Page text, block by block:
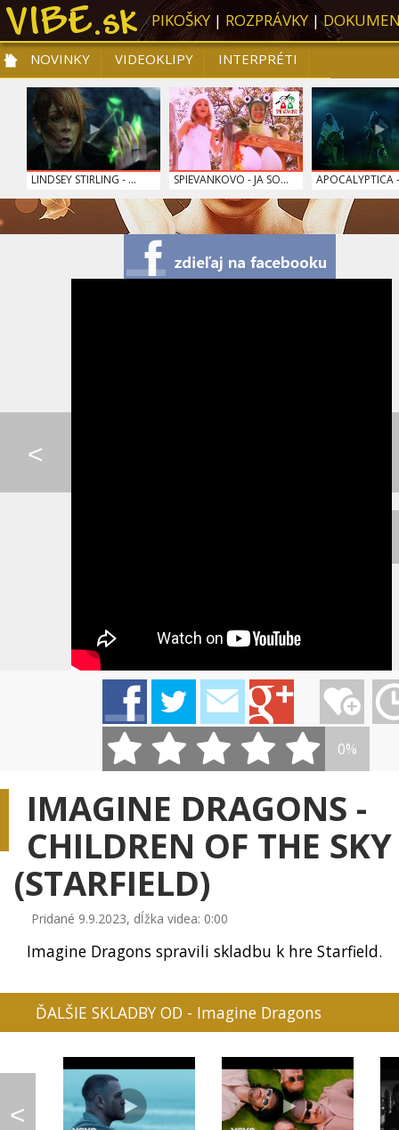
PIKOŠKY| ROZPRÁVKY|
NOVINKY
NOVINKY VIDEOKLIPY
INTERPRÉTI
PRE DETI
SLOVENSKÁ HUDBA TOP 10
LINDSEY STIRLING - ... SPIEVANKOVO - JA SO... APOCALYPTICA
IMT SMILE - VIAC
0:07
0:08
LINDSAY STIRLING - ... LINDSAY STIRLING, L...
IMT SMILE - LEN TEB... GAME DAYS PIANO GUYS -
<
0%
IMAGINE DRAGONS -
CHILDREN OF THE SKY
(STARFIELD)
Pridané 9.9.2023, dĺžka videa: 0:00
Imagine Dragons spravili skladbu k hre Starfield.
ĎALŠIE SKLADBY OD - Imagine Dragons
<